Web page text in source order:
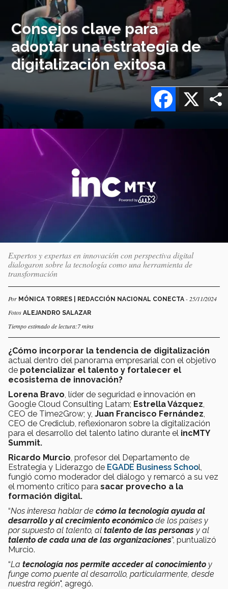
Consejos clave para
adoptar una estrategia de
digitalización exitosa
X
Facebook
Imagen
Expertos y expertas en innovación con perspectiva digital
dialogaron sobre la tecnología como una herramienta de
transformación
Por MÓNICA TORRES | REDACCIÓN NACIONAL CONECTA - 25/11/2024
Fotos ALEJANDRO SALAZAR
Tiempo estimado de lectura:7 mins
¿Cómo incorporar la tendencia de digitalización
actual dentro del panorama empresarial con el objetivo
de potencializar el talento y fortalecer el
ecosistema de innovación?
Lorena Bravo , líder de seguridad e innovación en
Google Cloud Consulting Latam; Estrella Vázquez
CEO de Time2Grow; y, Juan Francisco Fernández
CEO de Crediclub, reflexionaron sobre la digitalización
para el desarrollo del talento latino durante el incMTY
Summit.
Ricardo Murcio , profesor del Departamento de
Estrategia y Liderazgo de EGADE Business School,
fungió como moderador del diálogo y remarcó a su vez
el momento crítico para sacar provecho a la
formación digital.
“Nos interesa hablar de cómo la tecnología ayuda al
desarrollo y al crecimiento económico de los países y
por supuesto al talento, al talento de las personas y al
talento de cada una de las organizaciones”, puntualizó
Murcio.
“La tecnología nos permite acceder al conocimiento y
funge como puente al desarrollo, particularmente, desde
nuestra región", agregó.